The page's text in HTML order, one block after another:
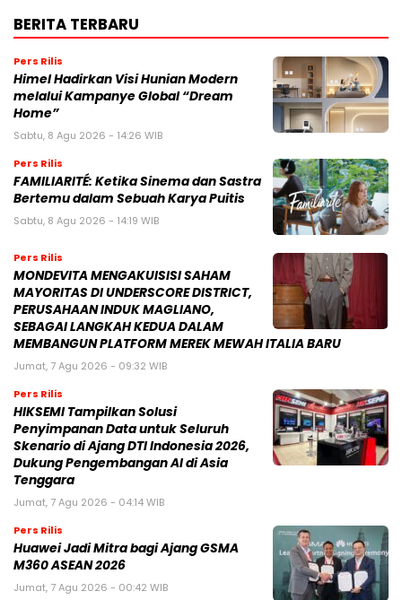
BERITA TERBARU
Pers Rilis
Himel Hadirkan Visi Hunian Modern
melalui Kampanye Global “Dream
Home”
Sabtu, 8 Agu 2026 - 14:26 WIB
Pers Rilis
FAMILIARITÉ: Ketika Sinema dan Sastra
Bertemu dalam Sebuah Karya Puitis
Sabtu, 8 Agu 2026 - 14:19 WIB
Pers Rilis
MONDEVITA MENGAKUISISI SAHAM
MAYORITAS DI UNDERSCORE DISTRICT,
PERUSAHAAN INDUK MAGLIANO,
SEBAGAI LANGKAH KEDUA DALAM
MEMBANGUN PLATFORM MEREK MEWAH ITALIA BARU
Jumat, 7 Agu 2026 - 09:32 WIB
Pers Rilis
HIKSEMI Tampilkan Solusi
Penyimpanan Data untuk Seluruh
Skenario di Ajang DTI Indonesia 2026,
Dukung Pengembangan AI di Asia
Tenggara
Jumat, 7 Agu 2026 - 04:14 WIB
Pers Rilis
Huawei Jadi Mitra bagi Ajang GSMA
M360 ASEAN 2026
Jumat, 7 Agu 2026 - 00:42 WIB